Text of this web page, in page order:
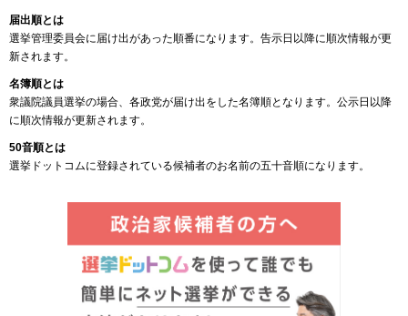
届出順とは
選挙管理委員会に届け出があった順番になります。告示日以降に順次情報が更
新されます。
名簿順とは
衆議院議員選挙の場合、各政党が届け出をした名簿順となります。公示日以降
に順次情報が更新されます。
50音順とは
選挙ドットコムに登録されている候補者のお名前の五十音順になります。